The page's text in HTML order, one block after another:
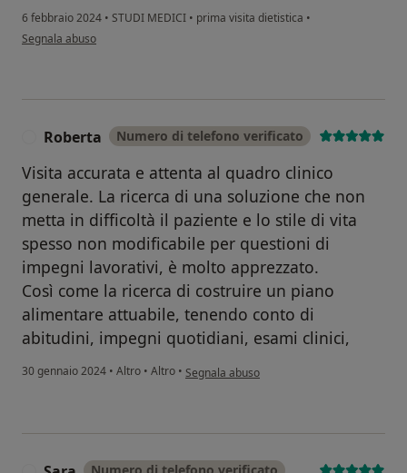
6 febbraio 2024 • STUDI MEDICI • prima visita dietistica •
secondo l'opinione dell'utente Gloria
Segnala abuso
Roberta Numero di telefono verificato
Visita accurata e attenta al quadro clinico
generale. La ricerca di una soluzione che non
metta in difficoltà il paziente e lo stile di vita
spesso non modificabile per questioni di
impegni lavorativi, è molto apprezzato.
Così come la ricerca di costruire un piano
alimentare attuabile, tenendo conto di
abitudini, impegni quotidiani, esami clinici,
30 gennaio 2024 • Altro • Altro • secondo l'opinione dell'utente Roberta
Segnala abuso